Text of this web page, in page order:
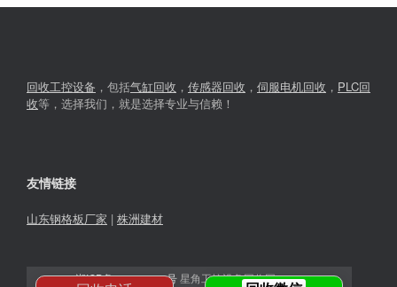
回收工控设备 ，包括气缸回收 ， 传感器回收 ， 伺服电机回收 ， PLC回
收等，选择我们，就是选择专业与信赖！
友情链接
山东钢格板厂家 | 株洲建材
湘ICP备2023030366号星角工控设备回收网© 2026